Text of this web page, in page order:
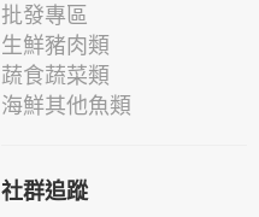
批發專區
生鮮豬肉類
蔬食蔬菜類
海鮮其他魚類
社群追蹤